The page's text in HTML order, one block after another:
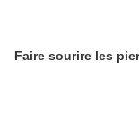
Faire sourire les